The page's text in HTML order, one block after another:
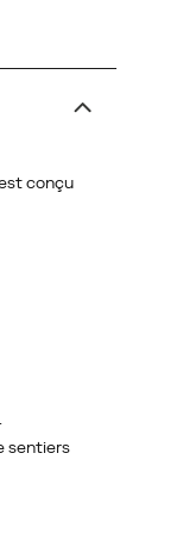
conçu
sentiers